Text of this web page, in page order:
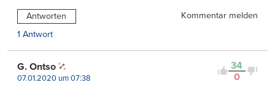
Antworten
Kommentar melden
1 Antwort
34
0
G. Ontso
07.01.2020 um 07:38